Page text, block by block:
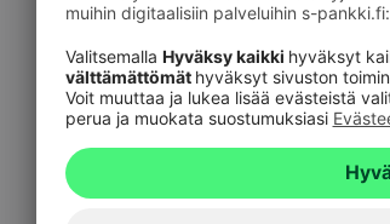
suoraan yhteydessä
yksityispankkiiriisi.
Yksityispankkiirit
Talonyhtiöt ja suurasiakkaat voivat olla